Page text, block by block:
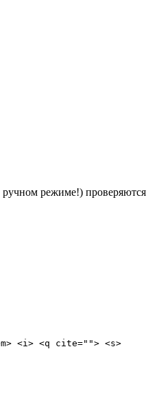
ручном режиме!) проверяются
<i> <q cite=""> <s>